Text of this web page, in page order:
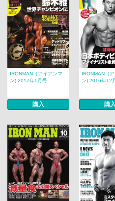
IRONMAN（アイアンマ
ン) 2017年1月号
購入
IRONMAN（
ン) 2016年12
購入